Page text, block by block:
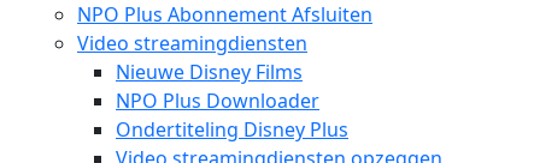
NPO Plus Abonnement Afsluiten
Video streamingdiensten
Nieuwe Disney Films
NPO Plus Downloader
Ondertiteling Disney Plus